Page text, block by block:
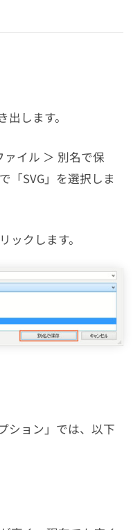
します。
イル ＞ 別名で保
「SVG」を選択しま
ックします。
ション」では、以下